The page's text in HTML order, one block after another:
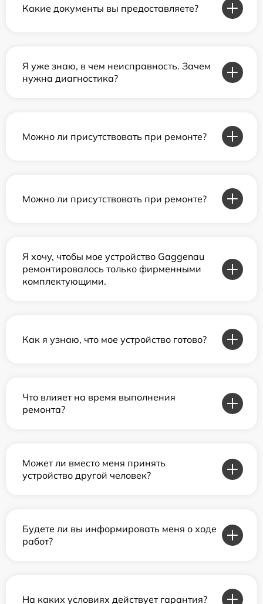
Какие документы вы предоставляете?
Я уже знаю, в чем неисправность. Зачем
нужна диагностика?
Можно ли присутствовать при ремонте?
Можно ли присутствовать при ремонте?
Я хочу, чтобы мое устройство Gaggenau
ремонтировалось только фирменными
комплектующими.
Как я узнаю, что мое устройство готово?
Что влияет на время выполнения
ремонта?
Может ли вместо меня принять
устройство другой человек?
Будете ли вы информировать меня о ходе
работ?
На каких условиях действует гарантия?